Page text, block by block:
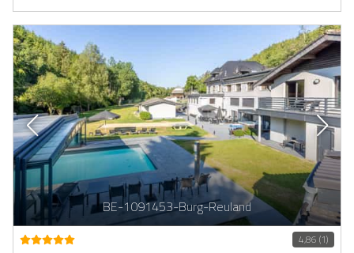
BE-1091453-Burg-Reuland
4,86 (1)